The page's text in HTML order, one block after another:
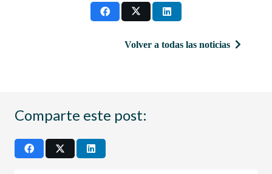
Volver a todas las noticias
Comparte este post: